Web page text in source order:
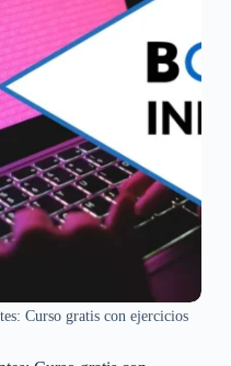
Curso gratis con ejercicios